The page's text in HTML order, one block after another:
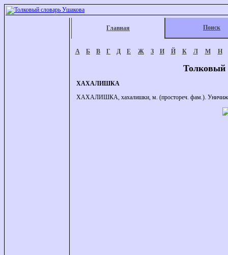
Главная Поиск
А Б В Г Д Е Ж З И Й К Л М Н
Толковый
ХАХАЛИШКА
ХАХАЛИШКА, хахалишки, м. (простореч. фам.).